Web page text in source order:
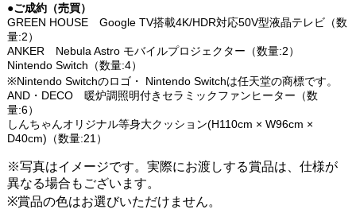
●ご成約（売買）
GREEN HOUSE Google TV搭載4K/HDR対応50V型液晶テレビ（数
量:2）
ANKER Nebula Astro モバイルプロジェクター（数量:2）
Nintendo Switch（数量:4）
※Nintendo Switchのロゴ・ Nintendo Switchは任天堂の商標です。
AND・DECO 暖炉調照明付きセラミックファンヒーター（数
量:6）
しんちゃんオリジナル等身大クッション(H110cm × W96cm ×
D40cm)（数量:21）
※写真はイメージです。実際にお渡しする賞品は、仕様が
異なる場合もございます。
※賞品の色はお選びいただけません。